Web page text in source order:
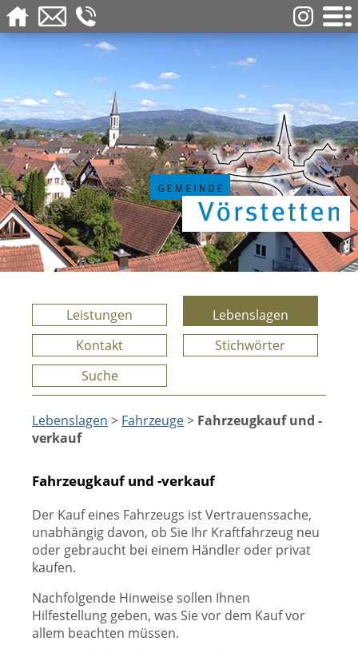
Leistungen
Lebenslagen
Kontakt
Stichwörter
Suche
Lebenslagen > Fahrzeuge> Fahrzeugkauf und -
verkauf
Fahrzeugkauf und -verkauf
Der Kauf eines Fahrzeugs ist Vertrauenssache,
unabhängig davon, ob Sie Ihr Kraftfahrzeug neu
oder gebraucht bei einem Händler oder privat
kaufen.
Nachfolgende Hinweise sollen Ihnen
Hilfestellung geben, was Sie vor dem Kauf vor
allem beachten müssen.